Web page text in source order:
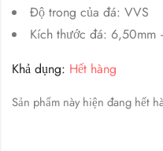
Độ trong của đá: VVS
Kích thước đá: 6,50mm
Khả dụng: Hết hàng
Sản phẩm này hiện đang hết